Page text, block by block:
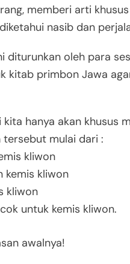
memberi arti
nasib dan
diturunkan oleh para
kitab primbon Jawa
kita hanya akan khusus
tersebut mulai dari :
kliwon
kemis kliwon
kliwon
untuk kemis kliwon.
awalnya!